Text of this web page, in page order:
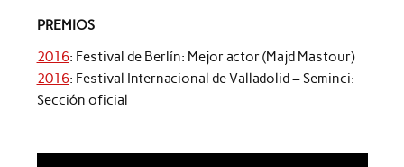
PREMIOS
2016: Festival de Berlín: Mejor actor (Majd Mastour)
2016: Festival Internacional de Valladolid – Seminci:
Sección oficial